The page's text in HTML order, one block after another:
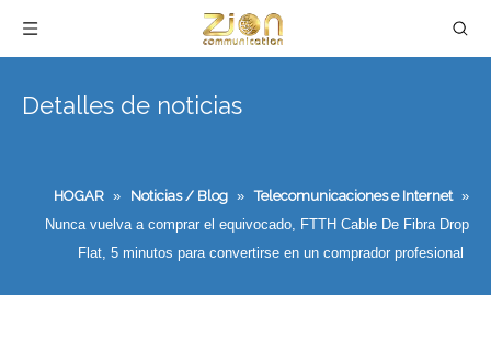
Detalles de noticias
HOGAR » Noticias / Blog » Telecomunicaciones e Internet »
Nunca vuelva a comprar el equivocado, FTTH Cable De Fibra Drop
Flat, 5 minutos para convertirse en un comprador profesional